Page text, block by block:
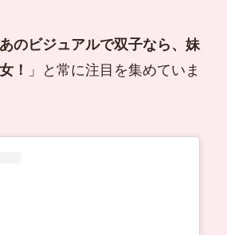
あのビジュアルで双子なら、妹
！
」と常に注目を集めていま